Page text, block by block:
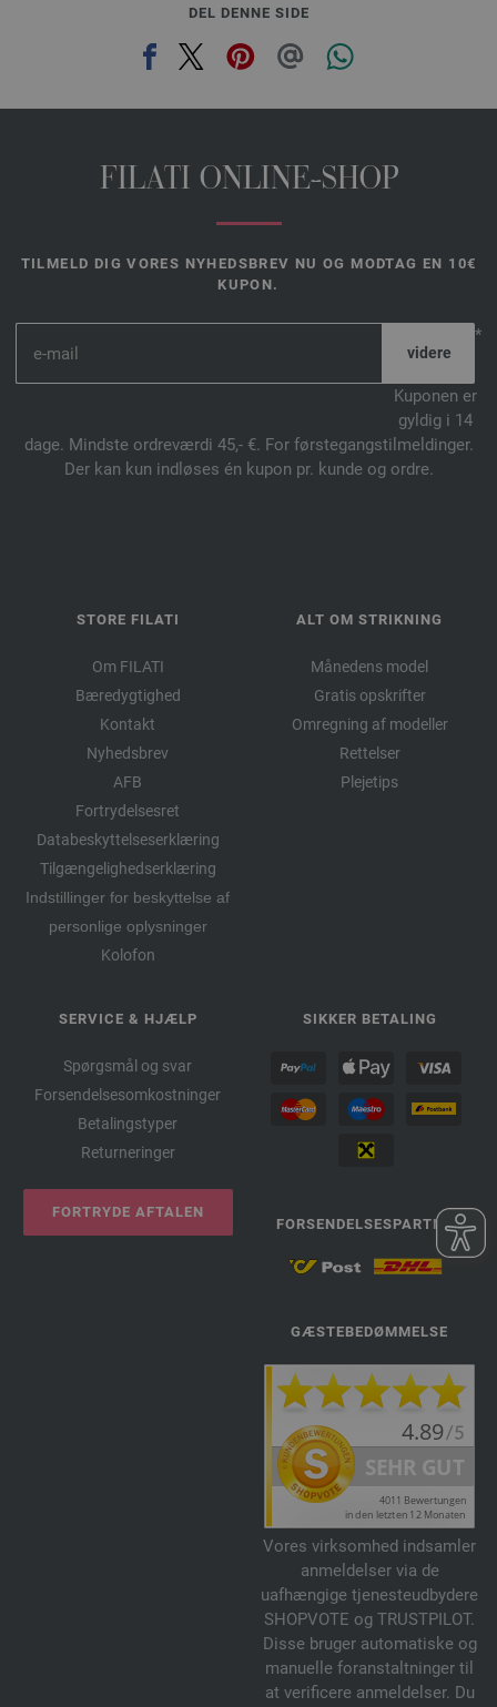
DEL DENNE SIDE
FILATI ONLINE-SHOP
TILMELD DIG VORES NYHEDSBREV NU OG MODTAG EN 10€
KUPON.
*
Kuponen er
gyldig i 14
dage. Mindste ordreværdi 45,- €. For førstegangstilmeldinger.
Der kan kun indløses én kupon pr. kunde og ordre.
STORE FILATI
Om FILATI
Bæredygtighed
Kontakt
Nyhedsbrev
AFB
Fortrydelsesret
Databeskyttelseserklæring
Tilgængelighedserklæring
Indstillinger for beskyttelse af
personlige oplysninger
Kolofon
ALT OM STRIKNING
Månedens model
Gratis opskrifter
Omregning af modeller
Rettelser
Plejetips
SERVICE & HJÆLP
Spørgsmål og svar
Forsendelsesomkostninger
Betalingstyper
Returneringer
FORTRYDE AFTALEN
SIKKER BETALING
FORSENDELSESPARTNER
GÆSTEBEDØMMELSE
Vores virksomhed indsamler
anmeldelser via de
uafhængige tjenesteudbydere
SHOPVOTE og TRUSTPILOT.
Disse bruger automatiske og
manuelle foranstaltninger til
at verificere anmeldelser. Du